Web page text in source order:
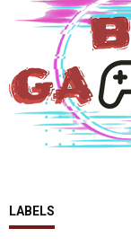
LABELS